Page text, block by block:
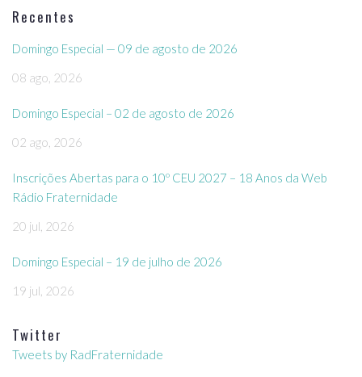
Recentes
Domingo Especial — 09 de agosto de 2026
08 ago, 2026
Domingo Especial – 02 de agosto de 2026
02 ago, 2026
Inscrições Abertas para o 10º CEU 2027 – 18 Anos da Web
Rádio Fraternidade
20 jul, 2026
Domingo Especial – 19 de julho de 2026
19 jul, 2026
Twitter
Tweets by RadFraternidade